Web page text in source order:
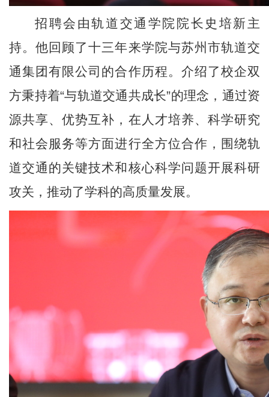
招聘会由轨道交通学院院长史培新主
持。他回顾了十三年来学院与苏州市轨道交
通集团有限公司的合作历程。介绍了校企双
方秉持着“与轨道交通共成长”的理念，通过资
源共享、优势互补，在人才培养、科学研究
和社会服务等方面进行全方位合作，围绕轨
道交通的关键技术和核心科学问题开展科研
攻关，推动了学科的高质量发展。